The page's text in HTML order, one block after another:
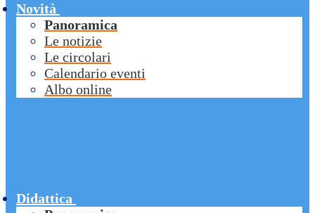
Novità
Panoramica
Le notizie
Le circolari
Calendario eventi
Albo online
Didattica